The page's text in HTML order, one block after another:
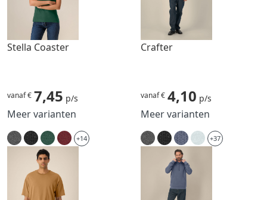
Stella Coaster
vanaf € 7,45 p/s
Meer varianten
+14
Crafter
vanaf € 4,10 p/s
Meer varianten
+37